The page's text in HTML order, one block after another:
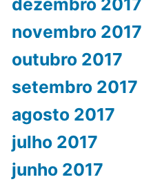
dezembro 2017
novembro 2017
outubro 2017
setembro 2017
agosto 2017
julho 2017
junho 2017